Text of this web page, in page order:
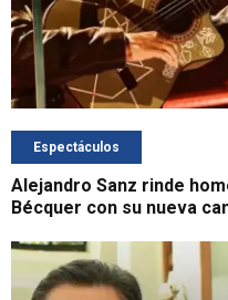
Espectáculos
Alejandro Sanz rinde
Bécquer con su nueva